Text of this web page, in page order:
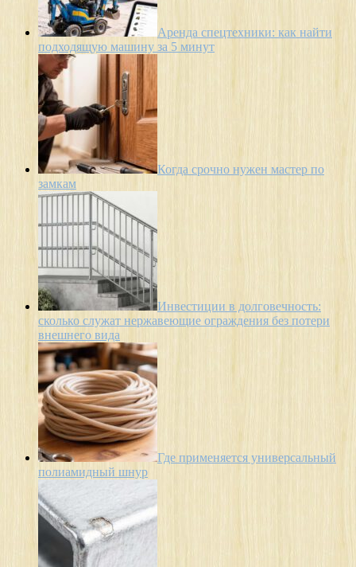
Аренда спецтехники: как найти
подходящую машину за 5 минут
Когда срочно нужен мастер по
замкам
Инвестиции в долговечность:
сколько служат нержавеющие ограждения без потери
внешнего вида
Где применяется универсальный
полиамидный шнур